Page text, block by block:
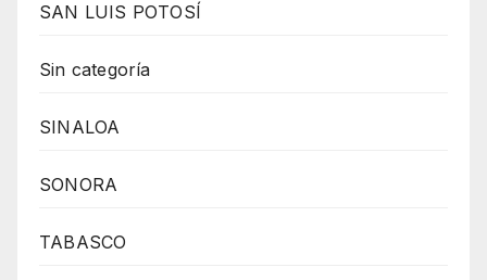
SAN LUIS POTOSÍ
Sin categoría
SINALOA
SONORA
TABASCO